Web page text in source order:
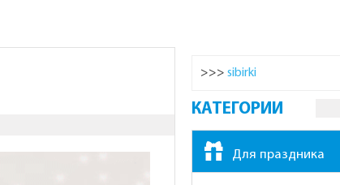
>>> sibirki
КАТЕГОРИИ
Для праздника